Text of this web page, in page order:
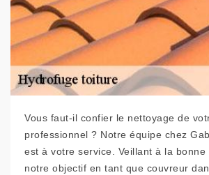
Vous faut-il confier le nettoyage de
professionnel ? Notre équipe chez
est à votre service. Veillant à la bonne
notre objectif en tant que couvreur